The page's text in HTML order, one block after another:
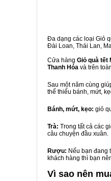
Đa dạng các loại Giỏ
Đài Loan, Thái Lan,
Cửa hàng Giỏ quà tết
Thanh Hóa và trên
Sau một năm cùng
thể thiếu bánh, mứt,
Bánh, mứt, kẹo: giỏ
Trà: Trong tất cả các
câu chuyện đầu xuân.
Rượu: Nếu bạn đang
khách hàng thì bạn
Vì sao nên